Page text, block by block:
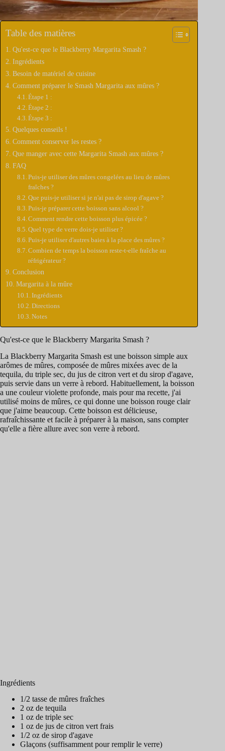
Table des matières
Qu'est-ce que le Blackberry Margarita Smash ?
Ingrédients
Besoin de matériel de cuisine
Comment préparer le Smash Margarita aux mûres ?
Étape 1 :
Étape 2 :
Étape 3 :
Quelques conseils !
Comment conserver les restes ?
Que manger avec cette Margarita Smash aux mûres ?
FAQ
Puis-je utiliser des mûres congelées au lieu de mûres
fraîches ?
Que puis-je utiliser si je n'ai pas de sirop d'agave ?
Puis-je préparer cette boisson sans alcool ?
Comment rendre cette boisson plus épicée ?
Quel type de verre dois-je utiliser ?
Puis-je utiliser d'autres baies à la place des mûres ?
Combien de temps la boisson reste-t-elle fraîche au
réfrigérateur ?
Conclusion
Margarita à la mûre
Ingrédients
Directions
Notes
Qu'est-ce que le Blackberry Margarita Smash ?
La Blackberry Margarita Smash est une boisson simple aux
arômes de mûres, composée de mûres mixées avec de la
tequila, du triple sec, du jus de citron vert et du sirop d'agave,
puis servie dans un verre à rebord. Habituellement, la boisson
a une couleur violette profonde, mais pour ma recette, j'ai
utilisé moins de mûres, ce qui donne une boisson rouge clair
que j'aime beaucoup. Cette boisson est délicieuse,
rafraîchissante et facile à préparer à la maison, sans compter
qu'elle a fière allure avec son verre à rebord.
Ingrédients
1/2 tasse de mûres fraîches
2 oz de tequila
1 oz de triple sec
1 oz de jus de citron vert frais
1/2 oz de sirop d'agave
Glaçons (suffisamment pour remplir le verre)